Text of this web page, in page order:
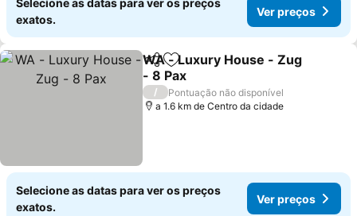
Selecione as datas para ver os preços
exatos.
Ver preços
PartilharAdicionar aos favoritos
WA - Luxury House - Zug
- 8 Pax
Ver preços
/
Pontuação não disponível
a 1.6 km de Centro da cidade
Selecione as datas para ver os preços
exatos.
Ver preços